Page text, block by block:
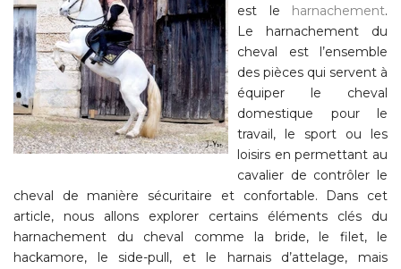
est le
harnachement.
Le harnachement du
cheval est l’ensemble
des pièces qui servent à
équiper le cheval
domestique pour le
travail, le sport ou les
loisirs en permettant au
cavalier de contrôler le
cheval de manière sécuritaire et confortable. Dans cet
article, nous allons explorer certains éléments clés du
harnachement du cheval comme la bride, le filet, le
hackamore, le side-pull, et le harnais d’attelage, mais